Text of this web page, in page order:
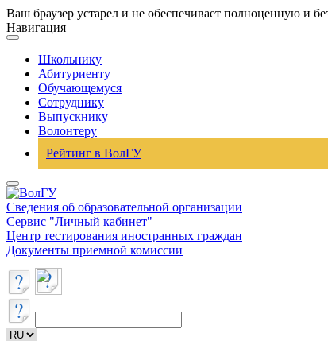
Ваш браузер устарел и не обеспечивает полноценную и
Навигация
Школьнику
Абитуриенту
Обучающемуся
Сотруднику
Выпускнику
Волонтеру
Рейтинг в ВолГУ
Сведения об образовательной организации
Сервис "Личный кабинет"
Центр тестирования иностранных граждан
Документы приемной комиссии